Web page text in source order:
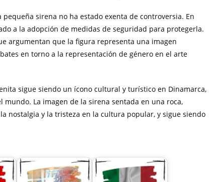
sirena no ha estado exenta de controversia. En
a la adopción de medidas de seguridad para protegerla.
argumentan que la figura representa una imagen
en torno a la representación de género en el arte
sigue siendo un ícono cultural y turístico en Dinamarca,
La imagen de la sirena sentada en una roca,
nostalgia y la tristeza en la cultura popular, y sigue siendo